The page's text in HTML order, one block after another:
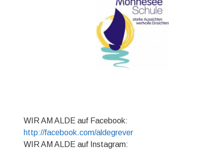
WIR AM ALDE auf Facebook:
http://facebook.com/aldegrever
WIR AM ALDE auf Instagram: